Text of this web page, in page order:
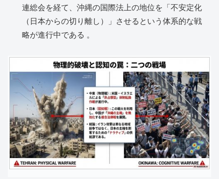
連総会を経て、沖縄の国際法上の地位を「不安定化
（日本からの切り離し）」させるという体系的な戦
略が進行中である 。